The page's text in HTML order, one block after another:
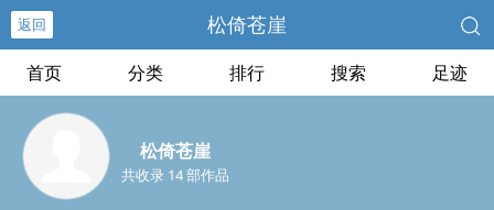
返回 松倚苍崖
首页 分类 排行 搜索 足迹
松倚苍崖
共收录 14 部作品